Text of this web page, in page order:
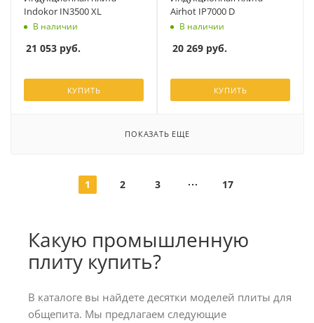
Indokor IN3500 XL
В наличии
21 053 руб.
КУПИТЬ
Airhot IP7000 D
В наличии
20 269 руб.
КУПИТЬ
ПОКАЗАТЬ ЕЩЕ
1 2 3 17
Какую промышленную
плиту купить?
В каталоге вы найдете десятки моделей плиты для
общепита. Мы предлагаем следующие